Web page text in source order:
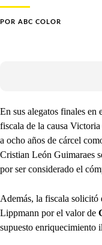
POR ABC COLOR
En sus alegatos finales
fiscala de la causa
a ocho años de cárcel
Cristian León Guimaraes
por ser considerado el
Además, la fiscala solicitó
Lippmann por el valor de
supuesto enriquecimiento